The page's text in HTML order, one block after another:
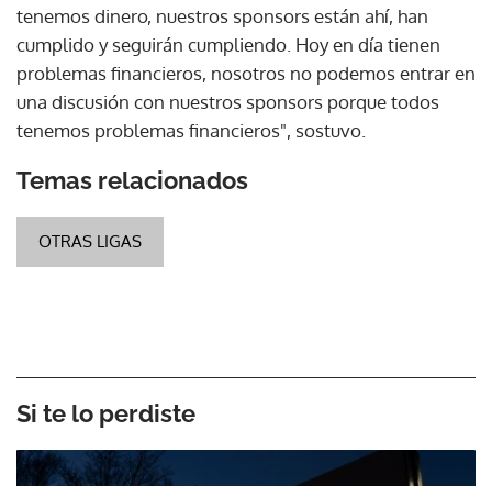
tenemos dinero, nuestros sponsors están ahí, han
cumplido y seguirán cumpliendo. Hoy en día tienen
problemas financieros, nosotros no podemos entrar en
una discusión con nuestros sponsors porque todos
tenemos problemas financieros", sostuvo.
Temas relacionados
OTRAS LIGAS
Si te lo perdiste